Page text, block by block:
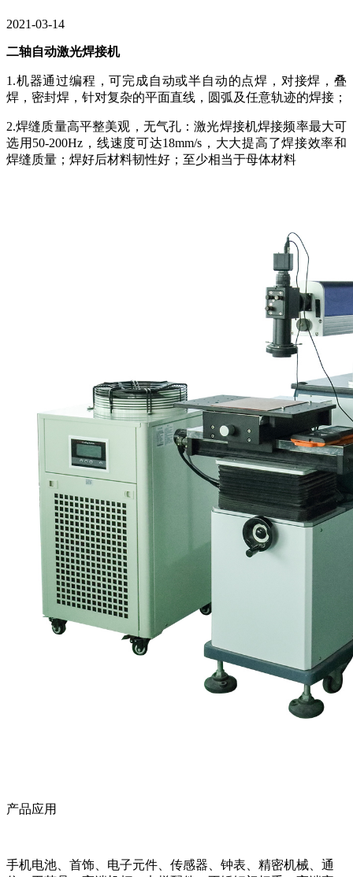
2021-03-14
二轴自动激光焊接机
1.机器通过编程，可完成自动或半自动的点焊，对接焊，叠
焊，密封焊，针对复杂的平面直线，圆弧及任意轨迹的焊接；
2.焊缝质量高平整美观，无气孔：激光焊接机焊接频率最大可
选用50-200Hz，线速度可达18mm/s，大大提高了焊接效率和
焊缝质量；焊好后材料韧性好；至少相当于母体材料
产品应用
手机电池、首饰、电子元件、传感器、钟表、精密机械、通